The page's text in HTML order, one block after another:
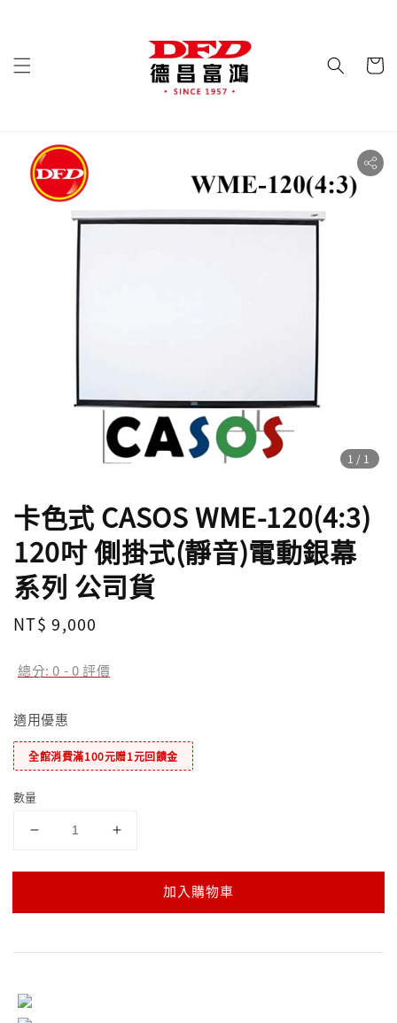
1 /1
卡色式 CASOS WME-120(4:3)
120吋 側掛式(靜音)電動銀幕
系列 公司貨
Regular
NT$ 9,000
總分:0 -0評價
適用優惠
全館消費滿100元贈1元回饋金
數量
加入購物車